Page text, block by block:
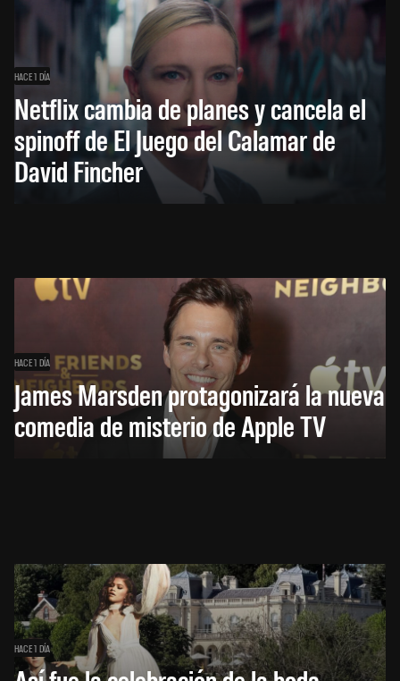
HACE 1 DÍA
Netflix cambia de planes y cancela el
spinoff de El Juego del Calamar de
David Fincher
HACE 1 DÍA
James Marsden protagonizará la nueva
comedia de misterio de Apple TV
HACE 1 DÍA